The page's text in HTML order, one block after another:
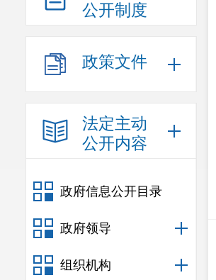
公开制度
政策文件
法定主动
公开内容
政府信息公开目录
政府领导
组织机构